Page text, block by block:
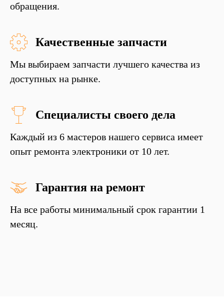
обращения.
Качественные запчасти
Мы выбираем запчасти лучшего качества из
доступных на рынке.
Специалисты своего дела
Каждый из 6 мастеров нашего сервиса имеет
опыт ремонта электроники от 10 лет.
Гарантия на ремонт
На все работы минимальный срок гарантии 1
месяц.